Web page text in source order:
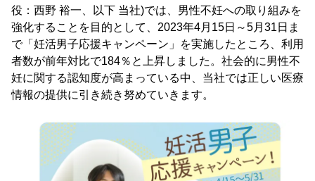
役：西野 裕一、以下 当社)では、男性不妊への取り組みを
強化することを目的として、2023年4月15日～5月31日ま
で「妊活男子応援キャンペーン」を実施したところ、利用
者数が前年対比で184％と上昇しました。社会的に男性不
妊に関する認知度が高まっている中、当社では正しい医療
情報の提供に引き続き努めていきます。